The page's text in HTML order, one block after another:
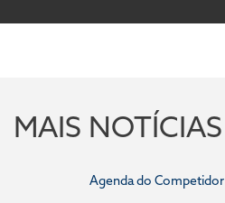
MAIS NOTÍCIAS
Agenda do Competidor